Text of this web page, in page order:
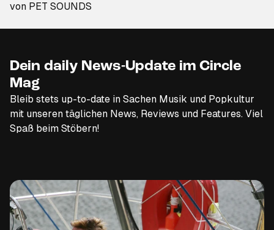
von PET SOUNDS
Dein daily News-Update im Circle
Mag
Bleib stets up-to-date in Sachen Musik und Popkultur
mit unseren täglichen News, Reviews und Features. Viel
Spaß beim Stöbern!